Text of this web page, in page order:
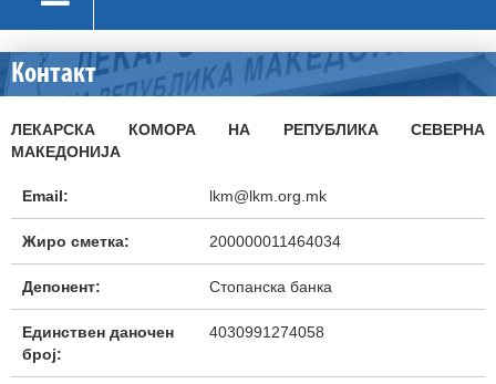
Контакт
ЛЕКАРСКА КОМОРА НА РЕПУБЛИКА СЕВЕРНА
МАКЕДОНИЈА
Email: lkm@lkm.org.mk
Жиро сметка: 200000011464034
Депонент: Стопанска банка
Единствен даночен
број:
4030991274058